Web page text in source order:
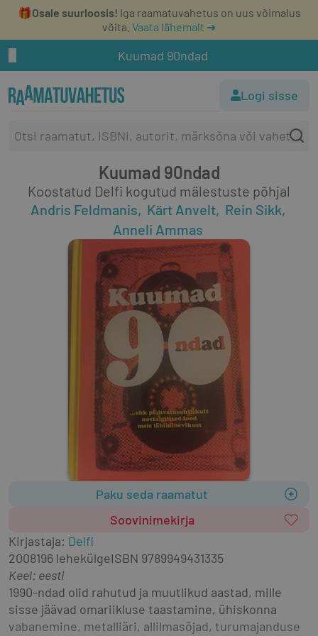
🎁Osale suurloosis! Iga raamatuvahetus on uus võimalus
võita. Vaata lähemalt ➔
Kuumad 90ndad
Logi sisse
Kuumad 90ndad
Koostatud Delfi kogutud mälestuste põhjal
Andris Feldmanis
Kärt Anvelt
Rein Sikk
Anneli Ammas
Paku seda raamatut
Soovinimekirja
Kirjastaja: Delfi
2008196 lehekülgeISBN 9789949431335
Keel: eesti
1990-ndad olid rahutud ja muutlikud aastad, mille
sisse jäävad omariikluse taastamine, ühiskonna
vabanemine, metalliäri, allilmasõjad, turumajanduse